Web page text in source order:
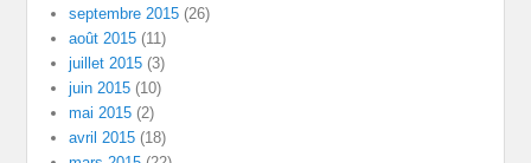
septembre 2015 (26)
août 2015 (11)
juillet 2015 (3)
juin 2015 (10)
mai 2015 (2)
avril 2015 (18)